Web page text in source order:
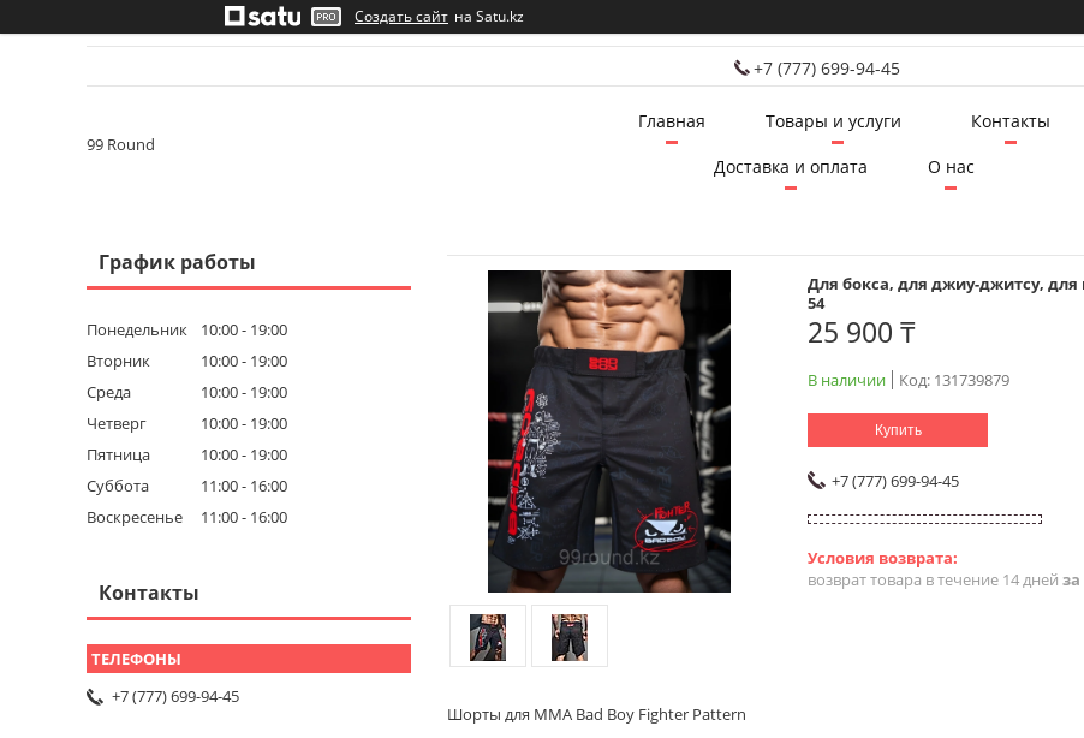
Создать сайт на Satu.kz
+7 (777) 699-94-45
99 Round
Главная Товары и услуги
Контакты
Доставка и оплата
О нас
Для бокса, для джиу-джитсу, для
54
25 900 ₸
В наличии Код: 131739879
Купить
+7 (777) 699-94-45
возврат товара в течение 14 дней
Шорты для MMA Bad Boy Fighter Pattern
График работы
Понедельник 10:00
19:00
Вторник
10:00
19:00
Среда
10:00
19:00
Четверг
10:00
19:00
Пятница
10:00
19:00
Суббота
11:00
16:00
Воскресенье
11:00 16:00
Контакты
+7 (777) 699-94-45